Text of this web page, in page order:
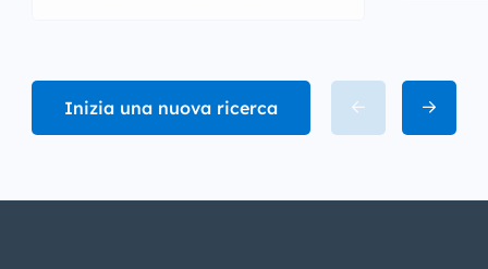
Inizia una nuova ricerca